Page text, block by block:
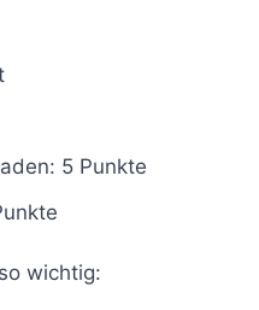
5 Punkte
wichtig: